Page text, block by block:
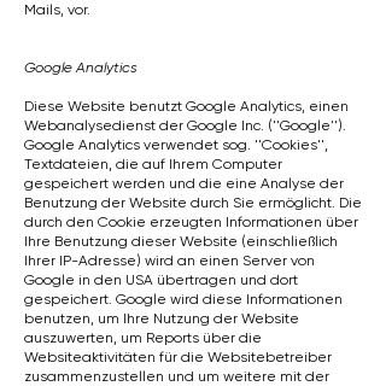
Mails, vor.
Google Analytics
Diese Website benutzt Google Analytics, einen
Webanalysedienst der Google Inc. (''Google'').
Google Analytics verwendet sog. ''Cookies'',
Textdateien, die auf Ihrem Computer
gespeichert werden und die eine Analyse der
Benutzung der Website durch Sie ermöglicht. Die
durch den Cookie erzeugten Informationen über
Ihre Benutzung dieser Website (einschließlich
Ihrer IP-Adresse) wird an einen Server von
Google in den USA übertragen und dort
gespeichert. Google wird diese Informationen
benutzen, um Ihre Nutzung der Website
auszuwerten, um Reports über die
Websiteaktivitäten für die Websitebetreiber
zusammenzustellen und um weitere mit der